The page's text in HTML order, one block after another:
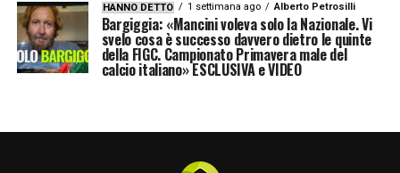
HANNO DETTO 1 settimana ago Alberto Petrosilli
Bargiggia: «Mancini voleva solo la Nazionale. Vi
svelo cosa è successo davvero dietro le quinte
della FIGC. Campionato Primavera male del
calcio italiano» ESCLUSIVA e VIDEO